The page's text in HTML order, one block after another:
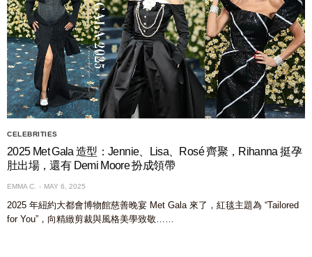
CELEBRITIES
2025 Met Gala 造型：Jennie、Lisa、Rosé 齊聚，Rihanna 挺孕
肚出場，還有 Demi Moore 扮成領帶
EMMA C. MAY 6, 2025
2025 年紐約大都會博物館慈善晚宴 Met Gala 來了，紅毯主題為 “Tailored
for You”，向精緻剪裁與風格美學致敬……